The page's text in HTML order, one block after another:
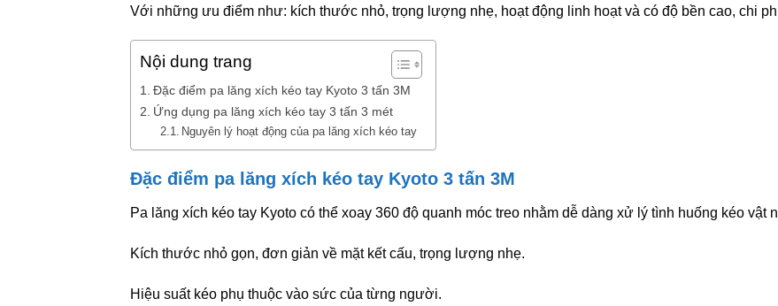
Với những ưu điểm như: kích thước nhỏ, trọng lượng nhẹ, hoạt động linh hoạt và có độ bền cao, chi
Nội dung trang
Đặc điểm pa lăng xích kéo tay Kyoto 3 tấn 3M
Ứng dụng pa lăng xích kéo tay 3 tấn 3 mét
Nguyên lý hoạt động của pa lăng xích kéo tay
Đặc điểm pa lăng xích kéo tay Kyoto 3 tấn 3M
Pa lăng xích kéo tay Kyoto có thể xoay 360 độ quanh móc treo nhằm dễ dàng xử lý tình huống kéo vật
Kích thước nhỏ gọn, đơn giản về mặt kết cấu, trọng lượng nhẹ.
Hiệu suất kéo phụ thuộc vào sức của từng người.